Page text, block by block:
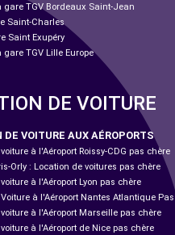
TGV Bordeaux Saint-Jean
Saint-Charles
Saint Exupéry
TGV Lille Europe
DE VOITURE
DE VOITURE AUX AÉROPORTS
à l'Aéroport Roissy-CDG pas chère
Orly : Location de voitures pas chère
à l'Aéroport Lyon pas chère
à l'Aéroport Nantes Atlantique
à l'Aéroport Marseille pas chère
à l'Aéroport de Nice pas chère